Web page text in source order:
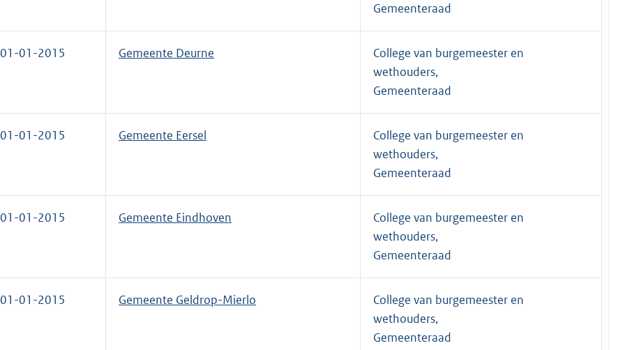
Gemeenteraad
01-01-2015 Gemeente Deurne
College van burgemeester en
wethouders,
Gemeenteraad
01-01-2015 Gemeente Eersel
College van burgemeester en
wethouders,
Gemeenteraad
01-01-2015 Gemeente Eindhoven
College van burgemeester en
wethouders,
Gemeenteraad
01-01-2015 Gemeente Geldrop-Mierlo
College van burgemeester en
wethouders,
Gemeenteraad